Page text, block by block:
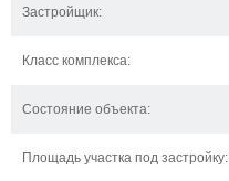
Застройщик:
Класс комплекса:
Состояние объекта:
Площадь участка под застройку: